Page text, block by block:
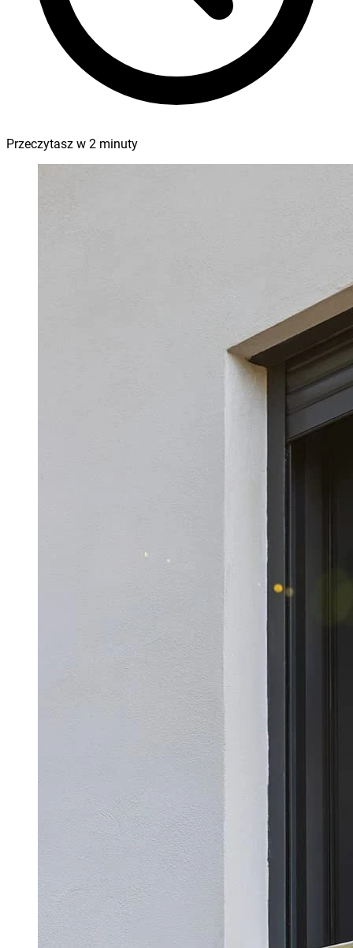
Przeczytasz w 2 minuty